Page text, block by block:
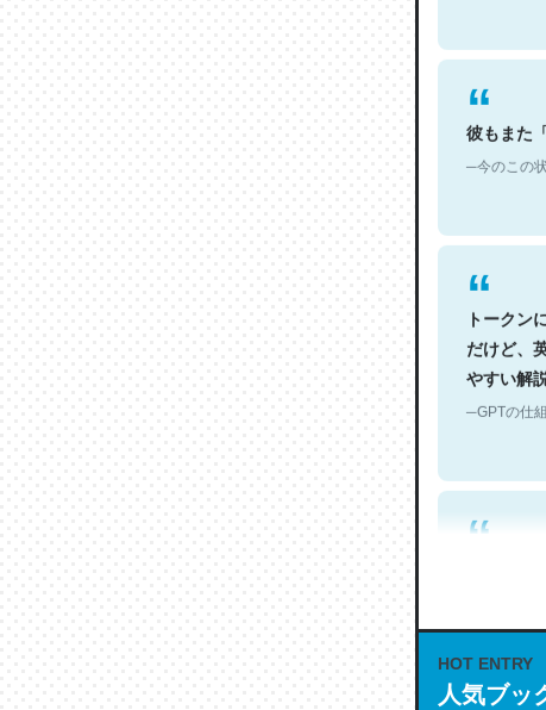
彼もまた
─今のこの
トークン
だけど、
やすい解
─GPTの仕
何気に
HOT ENTRY
人気ブッ